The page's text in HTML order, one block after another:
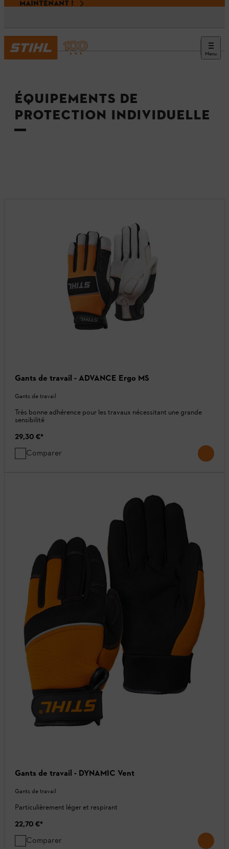
MAINTENANT !
Menu
Accueil
ÉQUIPEMENTS DE
PROTECTION INDIVIDUELLE
Gants de travail - ADVANCE Ergo MS
Gants de travail
Très bonne adhérence pour les travaux nécessitant une grande
sensibilité
29,30 €*
Comparer
Gants de travail - DYNAMIC Vent
Gants de travail
Particulièrement léger et respirant
22,70 €*
Comparer